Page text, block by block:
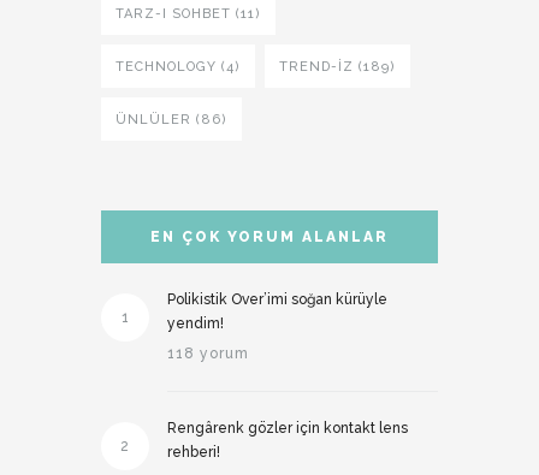
TARZ-I SOHBET (11)
TECHNOLOGY (4) TREND-IZ (189)
ÜNLÜLER (86)
EN ÇOK YORUM ALANLAR
1
Polikistik Over’imi soğan kürüyle
yendim!
118 yorum
2
Rengârenk gözler için kontakt lens
rehberi!